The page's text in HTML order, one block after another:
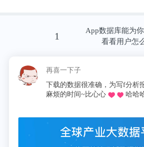
1
App数据库能为
看看用户怎
再喜一下子
下载的数据很准确，为写f分析报
麻烦的时间~比心心
哈哈哈